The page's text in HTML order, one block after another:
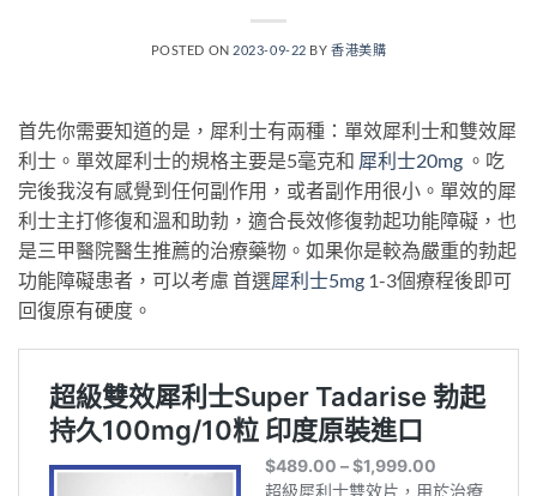
POSTED ON 2023-09-22 BY香港美購
首先你需要知道的是，犀利士有兩種：單效犀利士和雙效犀
利士。單效犀利士的規格主要是5毫克和 犀利士20mg 。吃
完後我沒有感覺到任何副作用，或者副作用很小。單效的犀
利士主打修復和溫和助勃，適合長效修復勃起功能障礙，也
是三甲醫院醫生推薦的治療藥物。如果你是較為嚴重的勃起
功能障礙患者，可以考慮 首選犀利士5mg 1-3個療程後即可
回復原有硬度。